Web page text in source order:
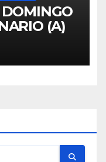
DOMINGO
(A)